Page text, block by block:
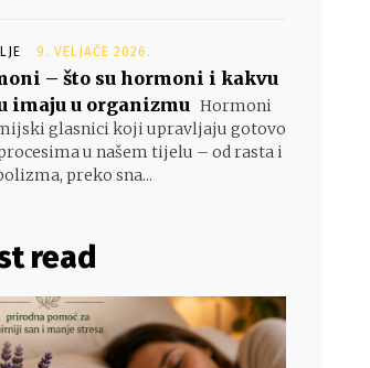
9. VELJAČE 2026.
– što su hormoni i kakvu
imaju u organizmu Hormoni
glasnici koji upravljaju gotovo
u našem tijelu – od rasta i
preko sna...
read